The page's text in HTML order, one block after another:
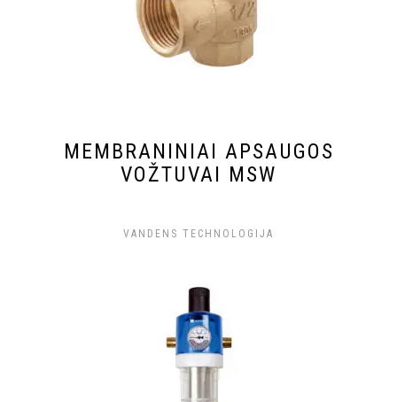
MEMBRANINIAI APSAUGOS
VOŽTUVAI MSW
VANDENS TECHNOLOGIJA